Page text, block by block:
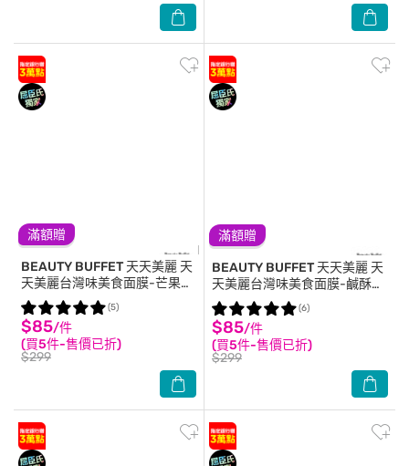
滿額贈
BEAUTY BUFFET 天天美麗 天
天美麗台灣味美食面膜-芒果雪
花冰 5入
$85/件
(買5件-售價已折)
$299
(5)
滿額贈
BEAUTY BUFFET 天天美麗 天
天美麗台灣味美食面膜-鹹酥雞
5入
$85/件
(買5件-售價已折)
$299
(6)